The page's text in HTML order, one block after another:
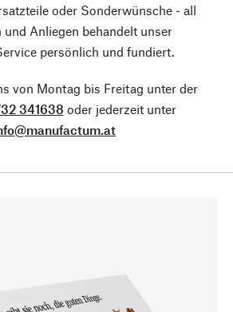
oder Sonderwünsche - all
und Anliegen behandelt unser
persönlich und fundiert.
von Montag bis Freitag unter der
341638 oder jederzeit unter